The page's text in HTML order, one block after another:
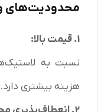
محدودیت‌های
1. قیمت بالا:
هزینه بیشتری دارد.